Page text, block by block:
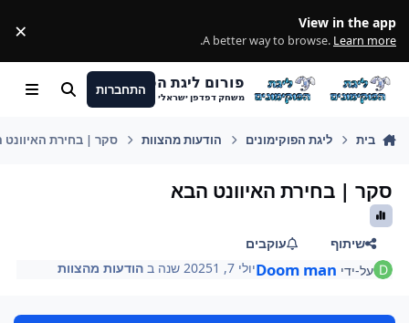
View in the app
A better way to browse. Learn more
.
×
פורום ליגת הפוקימונים
משחק דפדפן ישראלי
התחברות חיפוש Menu
בית ליגת הפוקימונים הודעות מהצוות סקר | בחירת
סקר | בחירת האיוונט הבא
שיתוף
עוקבים
על-ידי Doom manיולי 7, 2025 1 שנה בהודעות מהצוות